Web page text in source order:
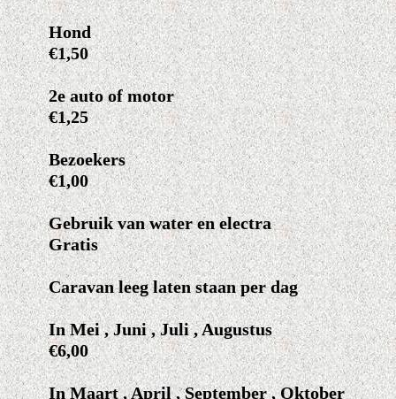
Hond
€1,50
2e auto of motor
€1,25
Bezoekers
€1,00
Gebruik van water en electra
Gratis
Caravan leeg laten staan per dag
In Mei , Juni , Juli , Augustus
€6,00
In Maart , April , September , Oktober